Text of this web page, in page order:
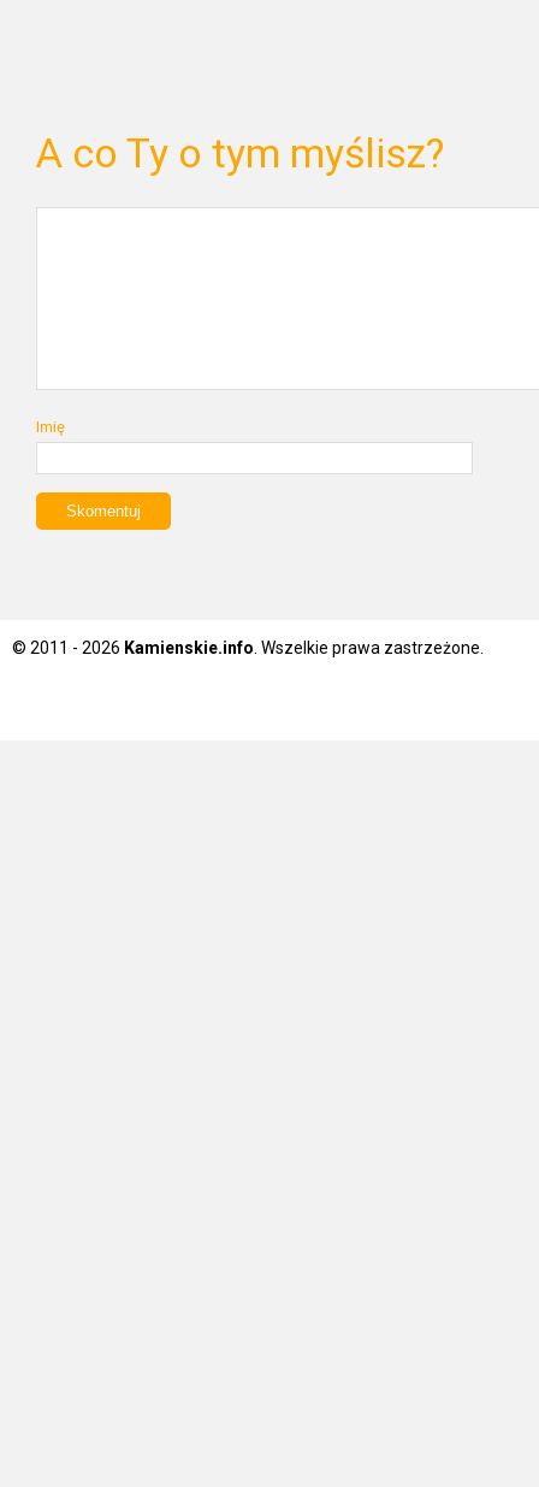
A co Ty o tym myślisz?
Imię
© 2011 - 2026 Kamienskie.info . Wszelkie prawa zastrzeżone.